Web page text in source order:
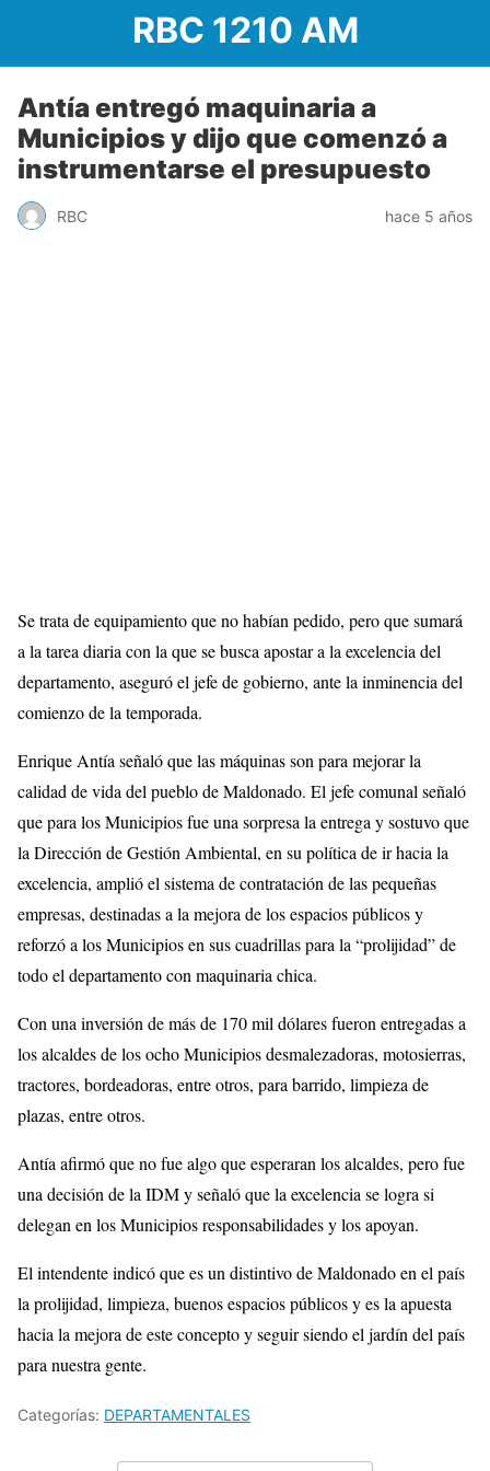
RBC 1210 AM
Antía entregó maquinaria a
Municipios y dijo que comenzó a
instrumentarse el presupuesto
RBC hace 5 años
Se trata de equipamiento que no habían pedido, pero que sumará
a la tarea diaria con la que se busca apostar a la excelencia del
departamento, aseguró el jefe de gobierno, ante la inminencia del
comienzo de la temporada.
EnriqueAntíaseñaló que las máquinas son para mejorar la
calidad de vida del pueblo de Maldonado. El jefe comunal señaló
que para los Municipios fue una sorpresa la entrega y sostuvo que
la Dirección de Gestión Ambiental, en su política de ir hacia la
excelencia, amplió el sistema de contratación de las pequeñas
empresas, destinadas a la mejora de los espacios públicos y
reforzó a los Municipios en sus cuadrillas para la “prolijidad” de
todo el departamento con maquinaria chica.
Con una inversión de más de 170 mil dólares fueron entregadas a
los alcaldes de los ocho Municipios desmalezadoras, motosierras,
tractores, bordeadoras, entre otros, para barrido, limpieza de
plazas, entre otros.
Antíaafirmó que no fue algo que esperaran los alcaldes, pero fue
una decisión de laIDMy señaló que la excelencia se logra si
delegan en los Municipios responsabilidades y los apoyan.
El intendente indicó que es un distintivo de Maldonado en el país
la prolijidad, limpieza, buenos espacios públicos y es la apuesta
hacia la mejora de este concepto y seguir siendo el jardín del país
para nuestra gente.
Categorías: DEPARTAMENTALES